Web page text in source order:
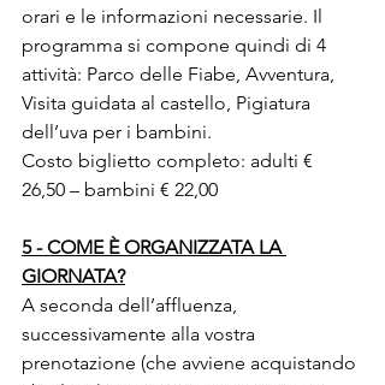
orari e le informazioni necessarie. Il
programma si compone quindi di 4
attività: Parco delle Fiabe, Avventura,
Visita guidata al castello, Pigiatura
dell’uva per i bambini.
Costo biglietto completo: adulti €
26,50 – bambini € 22,00
5 - COME È ORGANIZZATA LA
GIORNATA?
A seconda dell’affluenza,
successivamente alla vostra
prenotazione (che avviene acquistando